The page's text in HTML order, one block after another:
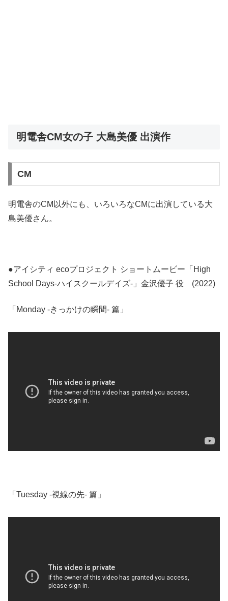
明電舎CM女の子 大島美優 出演作
CM
明電舎のCM以外にも、いろいろなCMに出演している大
島美優さん。
●アイシティ ecoプロジェクト ショートムービー「High
School Days-ハイスクールデイズ-」金沢優子 役 (2022)
「Monday -きっかけの瞬間- 篇」
「Tuesday -視線の先- 篇」